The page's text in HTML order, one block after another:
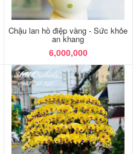
Chậu lan hồ điệp vàng - Sức khỏe
an khang
6,000,000